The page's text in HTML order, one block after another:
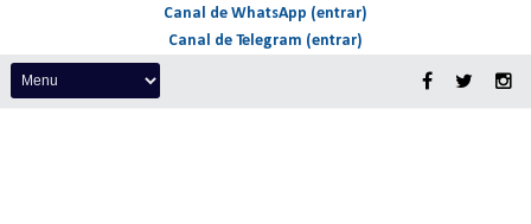
Canal de WhatsApp (entrar)
Canal de Telegram (entrar)